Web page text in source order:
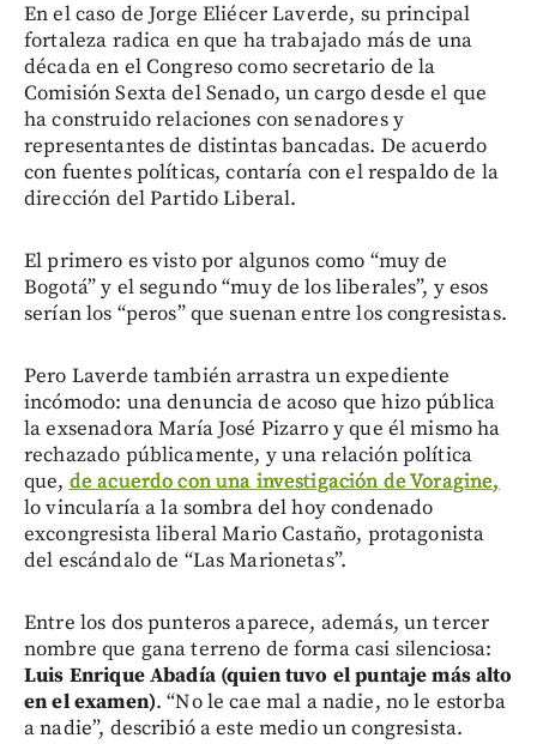
En el caso de Jorge Eliécer Laverde, su principal
fortaleza radica en que ha trabajado más de una
década en el Congreso como secretario de la
Comisión Sexta del Senado, un cargo desde el que
ha construido relaciones con senadores y
representantes de distintas bancadas. De acuerdo
con fuentes políticas, contaría con el respaldo de la
dirección del Partido Liberal.
El primero es visto por algunos como “muy de
Bogotá” y el segundo “muy de los liberales”, y esos
serían los “peros” que suenan entre los congresistas.
Pero Laverde también arrastra un expediente
incómodo: una denuncia de acoso que hizo pública
la exsenadora María José Pizarro y que él mismo ha
rechazado públicamente, y una relación política
que, de acuerdo con una investigación de Voragine,
lo vincularía a la sombra del hoy condenado
excongresista liberal Mario Castaño, protagonista
del escándalo de “Las Marionetas”.
Entre los dos punteros aparece, además, un tercer
nombre que gana terreno de forma casi silenciosa:
Luis Enrique Abadía (quien tuvo el puntaje más alto
en el examen). “No le cae mal a nadie, no le estorba
a nadie”, describió a este medio un congresista.